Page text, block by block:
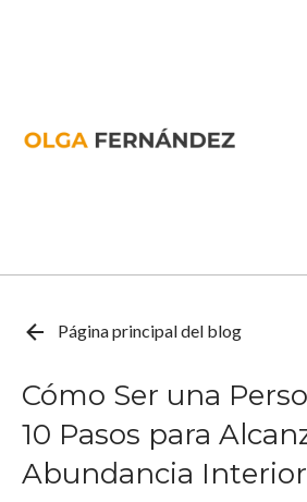
Página principal del blog
Cómo Ser una
10 Pasos para
Abundancia Interior